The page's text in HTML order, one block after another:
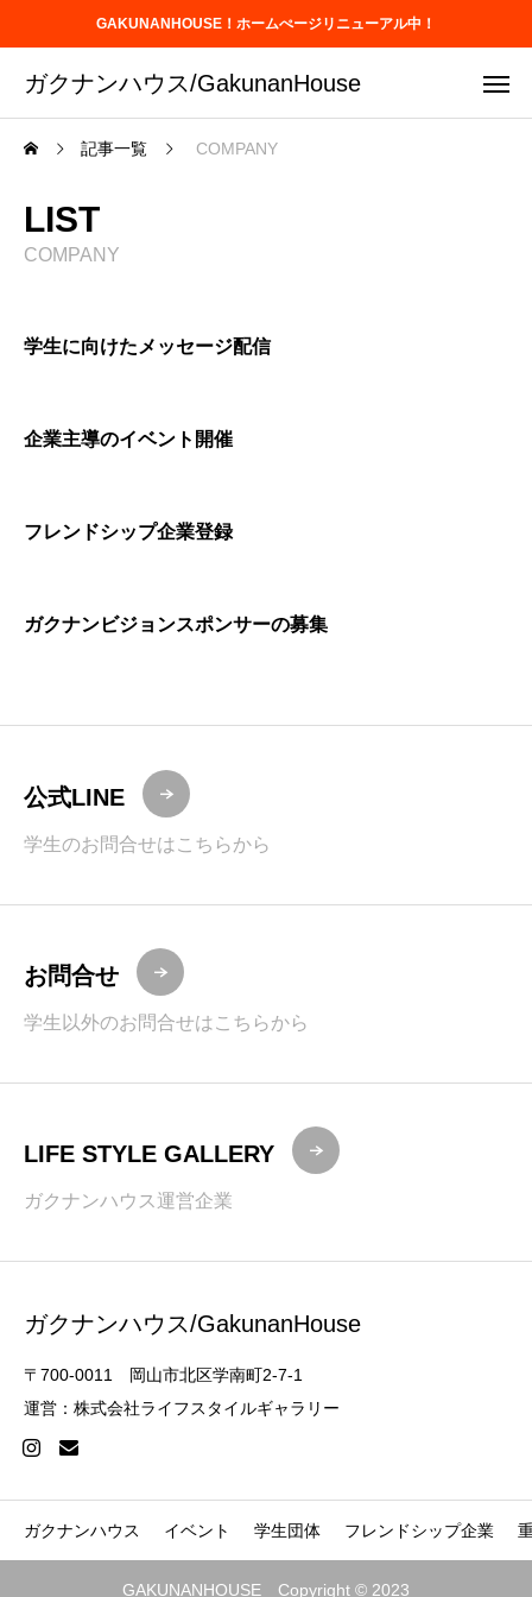
GAKUNANHOUSE！ホームぺージリニューアル中！
ガクナンハウス/GakunanHouse
記事一覧 COMPANY
LIST
COMPANY
学生に向けたメッセージ配信
企業主導のイベント開催
フレンドシップ企業登録
ガクナンビジョンスポンサーの募集
公式LINE
学生のお問合せはこちらから
お問合せ
学生以外のお問合せはこちらから
LIFE STYLE GALLERY
ガクナンハウス運営企業
ガクナンハウス/GakunanHouse
〒700-0011 岡山市北区学南町2-7-1
運営：株式会社ライフスタイルギャラリー
ガクナンハウス イベント 学生団体 フレンドシップ企業
GAKUNANHOUSE Copyright © 2023